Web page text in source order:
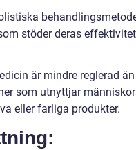
stöder deras
är mindre reglerad än
som utnyttjar
eller farliga produkter.